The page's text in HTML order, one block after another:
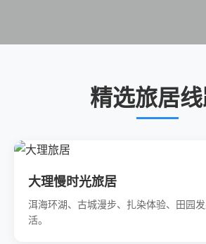
精选旅居
大理慢时光旅居
洱海环湖、古城漫步、扎染体验、田园
活。